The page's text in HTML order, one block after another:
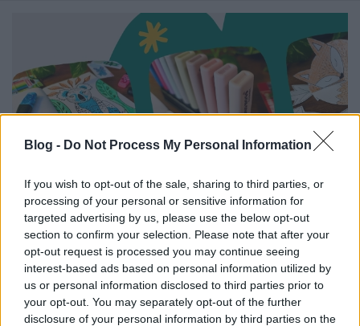
Blog - Do Not Process My Personal Information
If you wish to opt-out of the sale, sharing to third parties, or
processing of your personal or sensitive information for
targeted advertising by us, please use the below opt-out
section to confirm your selection. Please note that after your
opt-out request is processed you may continue seeing
interest-based ads based on personal information utilized by
us or personal information disclosed to third parties prior to
your opt-out. You may separately opt-out of the further
disclosure of your personal information by third parties on the
Vadvirág-árnyalatok, állati
hangulatok - Inspirációgyűjtemény a
Föld Napja Rajzpályázat 2026-hoz